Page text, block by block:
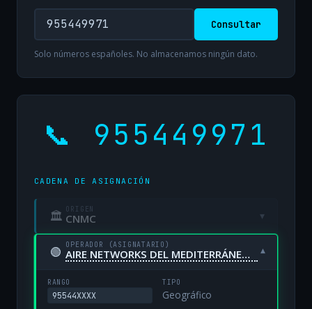
Consultar
Solo números españoles. No almacenamos ningún dato.
📞 955449971
CADENA DE ASIGNACIÓN
🏛 ORIGEN
CNMC ▾
🟢 OPERADOR (ASIGNATARIO)
AIRE NETWORKS DEL MEDITERRÁNEO, S.L. UNIPERSONAL ▾
RANGO
95544XXXX
TIPO
Geográfico